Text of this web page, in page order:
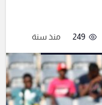
249 منذ سنة